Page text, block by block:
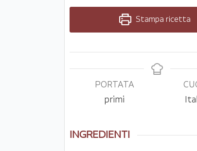
Stampa ricetta
PORTATA
primi
INGREDIENTI